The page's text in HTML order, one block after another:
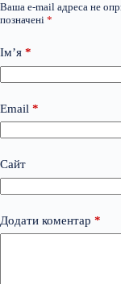
Ваша e-mail адреса не
позначені *
Ім’я *
Email *
Сайт
Додати коментар *